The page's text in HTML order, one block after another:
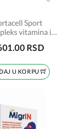
Sport
vitamina i
RSD
U KORPU